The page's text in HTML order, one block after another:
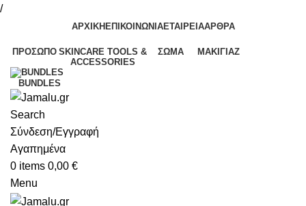
/
ΑΡΧΙΚΗ ΕΠΙΚΟΙΝΩΝΙΑΕΤΑΙΡΕΙΑΑΡΘΡΑ
ΠΡΌΣΩΠΟ SKINCARE TOOLS &
ACCESSORIES
ΣΏΜΑ ΜΑΚΙΓΙΆΖ
BUNDLES
Search
Σύνδεση/Εγγραφή
Αγαπημένα
0 items 0,00 €
Menu